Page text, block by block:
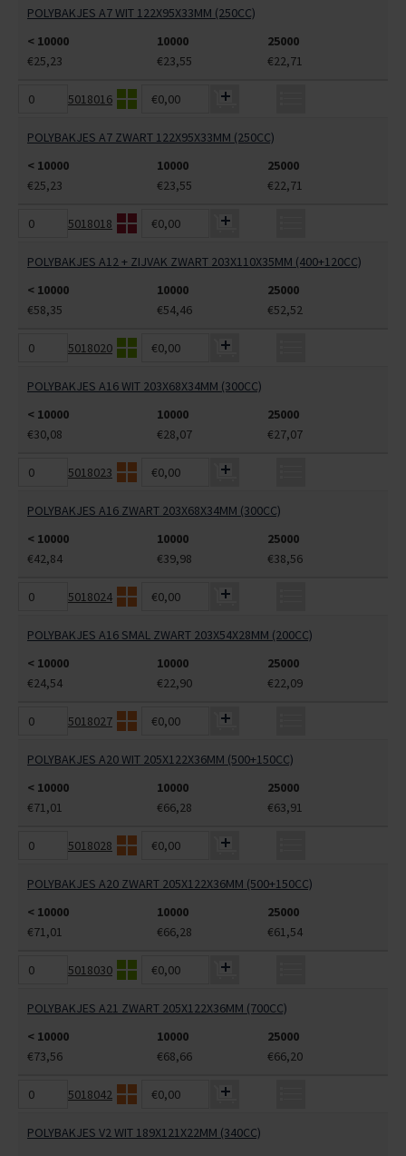
POLYBAKJES A7 WIT 122X95X33MM (250CC)
< 10000
10000
25000
€25,23
€23,55 €22,71
5018016 €0,00
POLYBAKJES A7 ZWART 122X95X33MM (250CC)
< 10000
10000
25000
€25,23
€23,55 €22,71
5018018 €0,00
POLYBAKJES A12 + ZIJVAK ZWART 203X110X35MM (400+120CC)
< 10000
10000
25000
€58,35
€54,46 €52,52
5018020 €0,00
POLYBAKJES A16 WIT 203X68X34MM (300CC)
< 10000
10000
25000
€30,08
€28,07 €27,07
5018023 €0,00
POLYBAKJES A16 ZWART 203X68X34MM (300CC)
< 10000
10000
25000
€42,84
€39,98 €38,56
5018024 €0,00
POLYBAKJES A16 SMAL ZWART 203X54X28MM (200CC)
< 10000
10000
25000
€24,54
€22,90 €22,09
5018027 €0,00
POLYBAKJES A20 WIT 205X122X36MM (500+150CC)
< 10000
10000
25000
€71,01
€66,28 €63,91
5018028 €0,00
POLYBAKJES A20 ZWART 205X122X36MM (500+150CC)
< 10000
10000
25000
€71,01
€66,28 €61,54
5018030 €0,00
POLYBAKJES A21 ZWART 205X122X36MM (700CC)
< 10000
10000
25000
€73,56
€68,66 €66,20
5018042 €0,00
POLYBAKJES V2 WIT 189X121X22MM (340CC)